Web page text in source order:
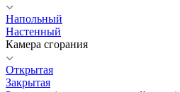
Напольный
Настенный
Камера сгорания
Открытая
Закрытая